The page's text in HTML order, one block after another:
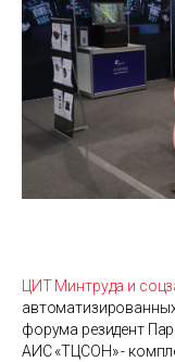
ЦИТ Минтруда и
форума резидент
АИС «ТЦСОН» -